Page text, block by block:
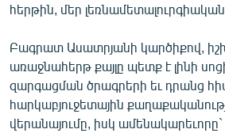
հերթին, մեր
Բագրատ Ասատրյանի կարծիքով,
առաջնահերթ քայլը պետք է լինի
զարգացման ծրագրերի եւ դրանց
հարկաբյուջետային
վերանայումը, իսկ